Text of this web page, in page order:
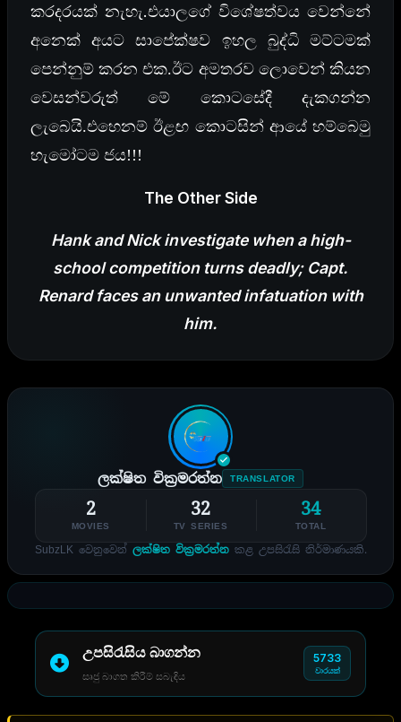
කරදරයක් නැහැ.එයාලගේ විශේෂත්වය වෙන්නේ
අනෙක් අයට සාපේක්ෂව ඉහල බුද්ධි මට්ටමක්
පෙන්නුම් කරන එක.ඊට අමතරව ලොවෙන් කියන
වෙසන්වරුත් මේ කොටසේදී දැකගන්න
ලැබෙයි.එහෙනම් ඊළඟ කොටසින් ආයේ හම්බෙමු
හැමෝටම ජය!!!
The Other Side
Hank and Nick investigate when a high-
school competition turns deadly; Capt.
Renard faces an unwanted infatuation with
him.
ලක්ෂිත වික්‍රමරත්න TRANSLATOR
2
MOVIES
32
TV SERIES
34
TOTAL
SubzLK වෙනුවෙන් ලක්ෂිත වික්‍රමරත්නකළ උපසිරැසි නිර්මාණයකි.
උපසිරැසිය බාගන්න
සෘජු බාගත කිරීම් සබැඳිය
5733
වාරයක්